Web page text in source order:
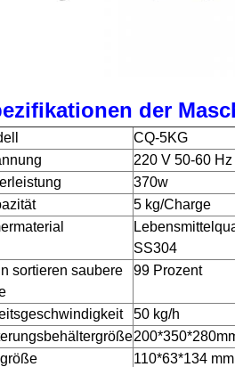
der
CQ-5KG
220 V 50-60 Hz
370w
5 kg/Charge
SS304
sortieren saubere
99 Prozent
50 kg/h
110*63*134 mm